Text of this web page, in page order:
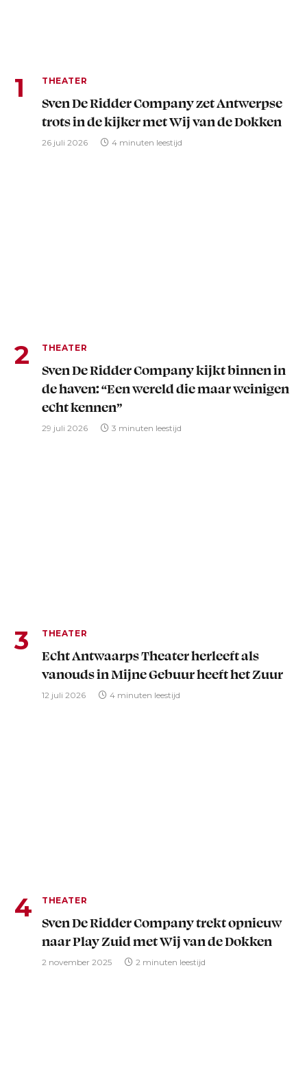
THEATER
Sven De Ridder Company zet Antwerpse
trots in de kijker met Wij van de Dokken
26 juli 2026 4 minuten leestijd
THEATER
Sven De Ridder Company kijkt binnen in
de haven: “Een wereld die maar weinigen
echt kennen”
29 juli 2026 3 minuten leestijd
THEATER
Echt Antwaarps Theater herleeft als
vanouds in Mijne Gebuur heeft het Zuur
12 juli 2026 4 minuten leestijd
THEATER
Sven De Ridder Company trekt opnieuw
naar Play Zuid met Wij van de Dokken
2 november 2025 2 minuten leestijd